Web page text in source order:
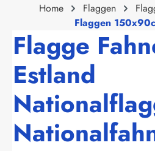
Home Flaggen
Flaggen
Flagge
Estland